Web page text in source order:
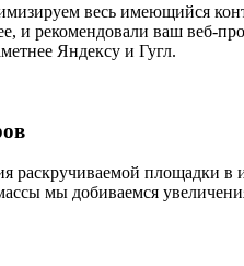
весь имеющийся
и рекомендовали ваш
Яндексу и Гугл.
раскручиваемой площадки в
мы добиваемся